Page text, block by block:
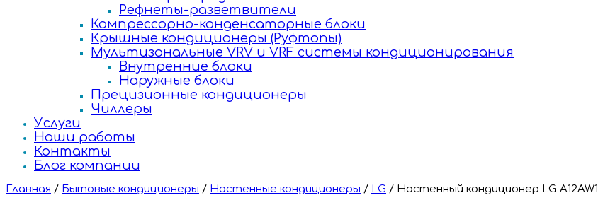
Рефнеты-разветвители
Компрессорно-конденсаторные блоки
Крышные кондиционеры (Руфтопы)
Мультизональные VRV и VRF системы кондиционирования
Внутренние блоки
Наружные блоки
Прецизионные кондиционеры
Чиллеры
Услуги
Наши работы
Контакты
Блог компании
Главная / Бытовые кондиционеры / Настенные кондиционеры / LG / Настенный кондиционер LG A12AW1